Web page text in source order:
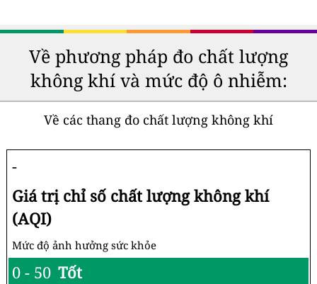
Về phương pháp đo chất lượng
không khí và mức độ ô nhiễm:
Về các thang đo chất lượng không khí
-
Giá trị chỉ số chất lượng không khí
(AQI)
Mức độ ảnh hưởng sức khỏe
0 - 50 Tốt